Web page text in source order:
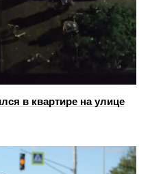
в квартире на улице